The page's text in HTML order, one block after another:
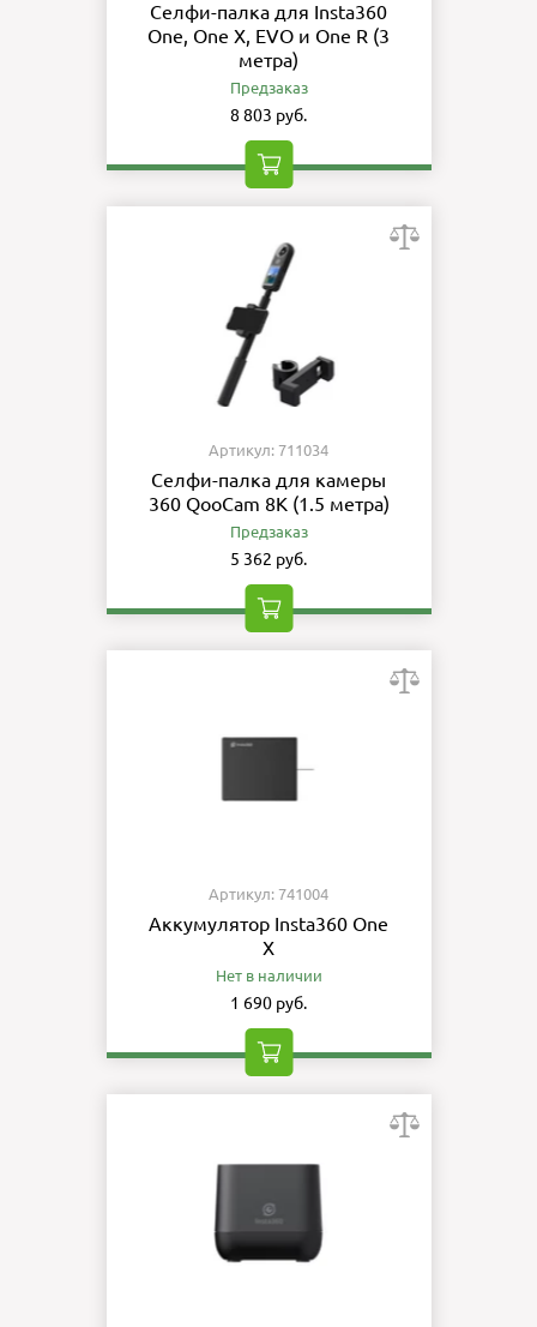
Селфи-палка для Insta360
One, One X, EVO и One R (3
метра)
Предзаказ
8 803 руб.
Артикул: 711034
Селфи-палка для камеры
360 QooCam 8K (1.5 метра)
Предзаказ
5 362 руб.
Артикул: 741004
Аккумулятор Insta360 One
X
Нет в наличии
1 690 руб.